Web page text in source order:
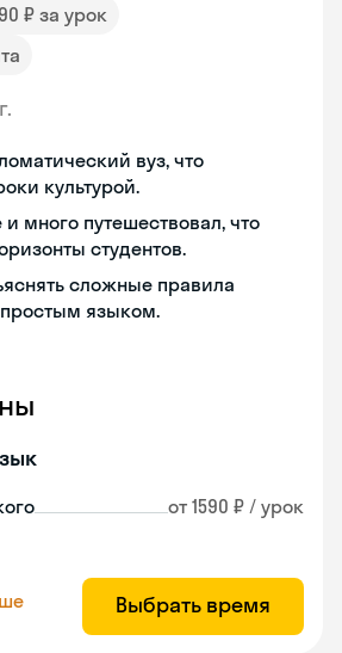
₽ за урок
вуз, что
культурой.
много путешествовал, что
студентов.
сложные правила
языком.
от 1590 ₽ / урок
Выбрать время